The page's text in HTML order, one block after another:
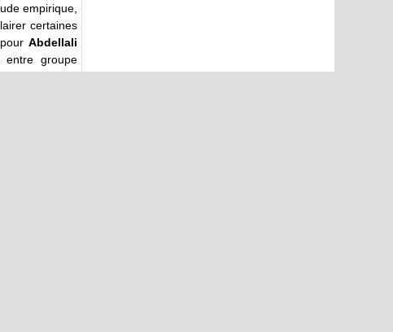
empirique,
certaines
Abdellali
entre groupe